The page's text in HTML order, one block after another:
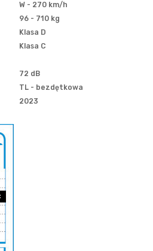
W - 270 km/h
96 - 710 kg
Klasa D
Klasa C
72 dB
TL - bezdętkowa
2023